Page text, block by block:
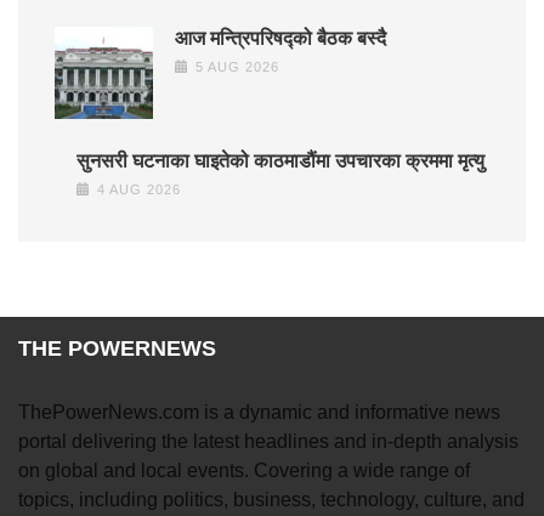
आज मन्त्रिपरिषद्को बैठक बस्दै
5 AUG 2026
सुनसरी घटनाका घाइतेको काठमाडौंमा उपचारका क्रममा मृत्यु
4 AUG 2026
THE POWERNEWS
ThePowerNews.com is a dynamic and informative news
portal delivering the latest headlines and in-depth analysis
on global and local events. Covering a wide range of
topics, including politics, business, technology, culture, and